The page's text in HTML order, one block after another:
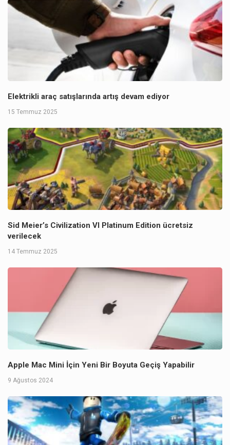
Elektrikli araç satışlarında artış devam ediyor
15 Temmuz 2025
Sid Meier’s Civilization VI Platinum Edition ücretsiz
verilecek
14 Temmuz 2025
Apple Mac Mini İçin Yeni Bir Boyuta Geçiş Yapabilir
9 Ağustos 2024